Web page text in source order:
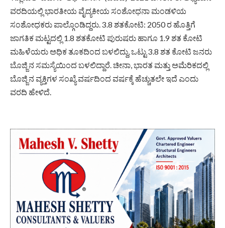
ವರದಿಯಲ್ಲಿ ಭಾರತೀಯ ವೈದ್ಯಕೀಯ ಸಂಶೋಧನಾ ಮಂಡಳಿಯ
ಸಂಶೋಧಕರು ಪಾಲ್ಗೊಂಡಿದ್ದರು. 3.8 ಶತಕೋಟಿ: 2050 ರ ಹೊತ್ತಿಗೆ
ಜಾಗತಿಕ ಮಟ್ಟದಲ್ಲಿ 1.8 ಶತಕೋಟಿ ಪುರುಷರು ಹಾಗೂ 1.9 ಶತ ಕೋಟಿ
ಮಹಿಳೆಯರು ಅಧಿಕ ತೂಕದಿಂದ ಬಳಲಿದ್ದು, ಒಟ್ಟು 3.8 ಶತ ಕೋಟಿ ಜನರು
ಬೊಜ್ಜಿನ ಸಮಸ್ಯೆಯಿಂದ ಬಳಲಿದ್ದಾರೆ. ಚೀನಾ, ಭಾರತ ಮತ್ತು ಅಮೆರಿಕದಲ್ಲಿ
ಬೊಜ್ಜಿನ ವ್ಯಕ್ತಿಗಳ ಸಂಖ್ಯೆ ವರ್ಷದಿಂದ ವರ್ಷಕ್ಕೆ ಹೆಚ್ಚುತಲೇ ಇದೆ ಎಂದು
ವರದಿ ಹೇಳಿದೆ.